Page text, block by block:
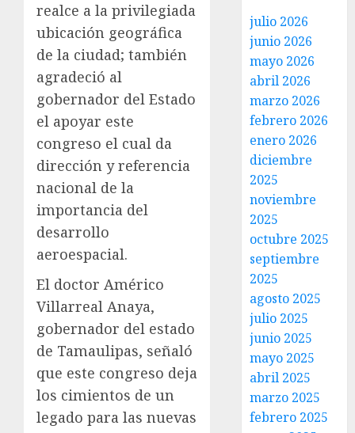
realce a la privilegiada
ubicación geográfica
de la ciudad; también
agradeció al
gobernador del Estado
el apoyar este
congreso el cual da
dirección y referencia
nacional de la
importancia del
desarrollo
aeroespacial.
El doctor Américo
Villarreal Anaya,
gobernador del estado
de Tamaulipas, señaló
que este congreso deja
los cimientos de un
legado para las nuevas
julio 2026
junio 2026
mayo 2026
abril 2026
marzo 2026
febrero 2026
enero 2026
diciembre
2025
noviembre
2025
octubre 2025
septiembre
2025
agosto 2025
julio 2025
junio 2025
mayo 2025
abril 2025
marzo 2025
febrero 2025